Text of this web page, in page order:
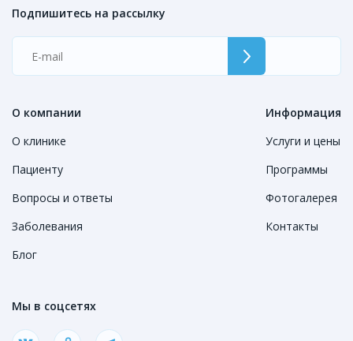
О компании
О клинике
Пациенту
Вопросы и ответы
Заболевания
Блог
Информация
Услуги и цены
Программы
Фотогалерея
Контакты
Подпишитесь на рассылку
Мы в соцсетях